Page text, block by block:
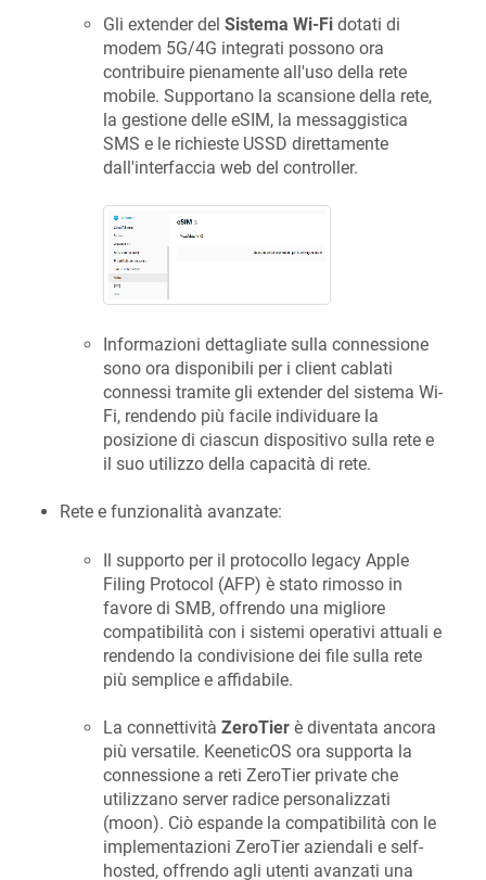
Gli extender del Sistema Wi-Fi dotati di
modem 5G/4G integrati possono ora
contribuire pienamente all'uso della rete
mobile. Supportano la scansione della rete,
la gestione delle eSIM, la messaggistica
SMS e le richieste USSD direttamente
dall'interfaccia web del controller.
Informazioni dettagliate sulla connessione
sono ora disponibili per i client cablati
connessi tramite gli extender del sistema Wi-
Fi, rendendo più facile individuare la
posizione di ciascun dispositivo sulla rete e
il suo utilizzo della capacità di rete.
Rete e funzionalità avanzate:
Il supporto per il protocollo legacy Apple
Filing Protocol (AFP) è stato rimosso in
favore di SMB, offrendo una migliore
compatibilità con i sistemi operativi attuali e
rendendo la condivisione dei file sulla rete
più semplice e affidabile.
La connettività ZeroTier è diventata ancora
più versatile. KeeneticOS ora supporta la
connessione a reti ZeroTier private che
utilizzano server radice personalizzati
(moon). Ciò espande la compatibilità con le
implementazioni ZeroTier aziendali e self-
hosted, offrendo agli utenti avanzati una